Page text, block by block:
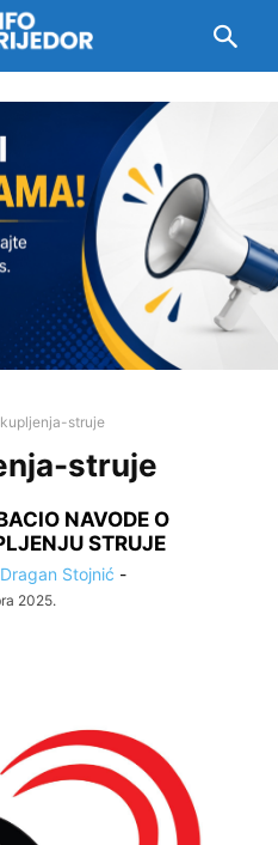
struje
struje
NAVODE O
STRUJE
Dragan Stojnić -
2025.